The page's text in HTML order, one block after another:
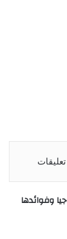
تعليقات
وفوائدها